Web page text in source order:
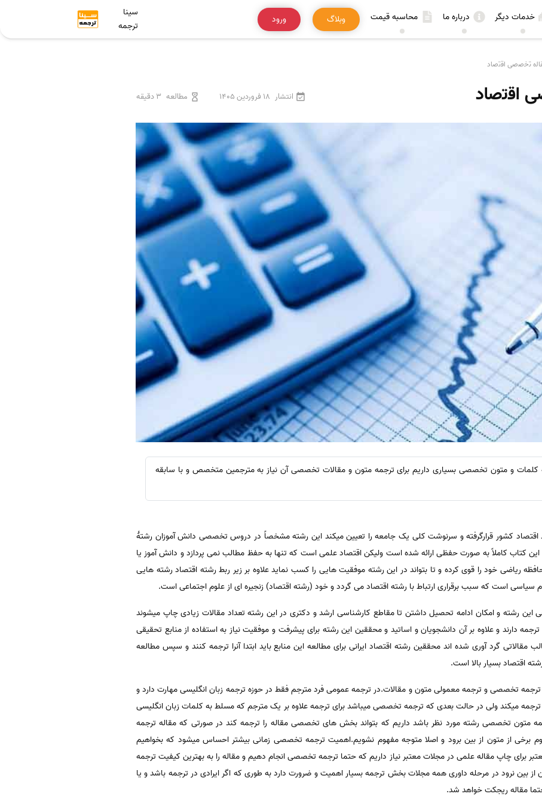
خدمات دیگر درباره ما محاسبه قیمت وبلاگ ورود
سینا
ترجمه
ﺗﺧﺻﺻﯽ اﻗﺗﺻﺎد
اﻗﺗﺻﺎد انتشار 18 فروردین 1405 مطالعه 3 دقیقه
کلمات و متون تخصصی بسیاری داریم برای ترجمه متون و مقالات تخصصی آن نیاز به مترجمین متخصص و با سابقه
کشور قرارگرفته و سرنوشت کلی یک جامعه را تعیین میکند این رشته مشخصاً در دروس تخصصی دانش آموزان رشتۀ
این کتاب کاملاً به صورت حفظی ارائه شده است ولیکن اقتصاد علمی است که تنها به حفظ مطالب نمی پردازد و دانش آموز یا
ریاضی خود را قوی کرده و تا بتواند در این رشته موفقیت هایی را کسب نماید علاوه بر زیر ربط رشته اقتصاد رشته هایی
است که سبب برقراری ارتباط با رشته اقتصاد می گردد و خود (رشته اقتصاد) زنجیره ای از علوم اجتماعی است.
رشته و امکان ادامه تحصیل داشتن تا مقاطع کارشناسی ارشد و دکتری در این رشته تعداد مقالات زیادی چاپ میشوند
دارند و علاوه بر آن دانشجویان و اساتید و محققین این رشته برای پیشرفت و موفقیت نیاز به استفاده از منابع تحقیقی
گرد آوری شده اند محققین رشته اقتصاد ایرانی برای مطالعه این منابع باید ابتدا آنرا ترجمه کنند و سپس مطالعه
اقتصاد بسیار بالا است.
تخصصی و ترجمه معمولی متون و مقالات.در ترجمه عمومی فرد مترجم فقط در حوزه ترجمه زبان انگلیسی مهارت دارد و
میکند ولی در حالت بعدی که ترجمه تخصصی میباشد برای ترجمه علاوه بر یک مترجم که مسلط به کلمات زبان انگلیسی
متون تخصصی رشته مورد نظر باشد داریم که بتواند بخش های تخصصی مقاله را ترجمه کند در صورتی که مقاله ترجمه
از متون از بین برود و اصلا متوجه مفهوم نشویم.اهمیت ترجمه تخصصی زمانی بیشتر احساس میشود که بخواهیم
برای چاپ مقاله علمی در مجلات معتبر نیاز داریم که حتما ترجمه تخصصی انجام دهیم و مقاله را به بهترین کیفیت ترجمه
بین نرود در مرحله داوری همه مجلات بخش ترجمه بسیار اهمیت و ضرورت دارد به طوری که اگر ایرادی در ترجمه باشد و یا
مقاله ریجکت خواهد شد.